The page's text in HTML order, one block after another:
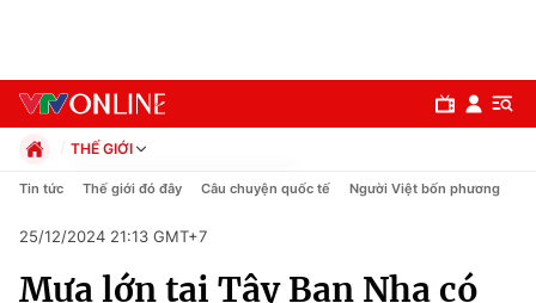
Chuyên mục
THẾ GIỚI
Chính trị
Pháp luật
Kinh tế
Tin tức Thế giới đó đây Câu chuyện quốc tế Người Việt bốn phương
25/12/2024 21:13 GMT+7
Mưa lớn tại Tây Ban Nha có